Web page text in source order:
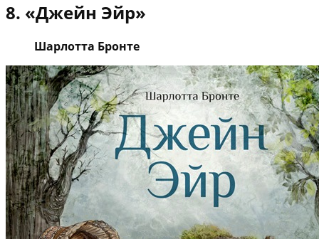
8. «Джейн Эйр»
Шарлотта Бронте